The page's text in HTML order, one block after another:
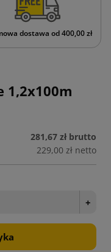
dostawa od 400,00 zł
281,67 zł brutto
229,00 zł netto
+